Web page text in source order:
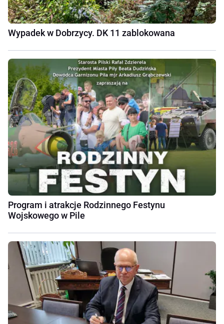
Wypadek w Dobrzycy. DK 11 zablokowana
Program i atrakcje Rodzinnego Festynu
Wojskowego w Pile